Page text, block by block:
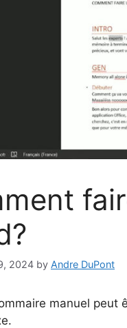
2024 by Andre DuPont
manuel peut